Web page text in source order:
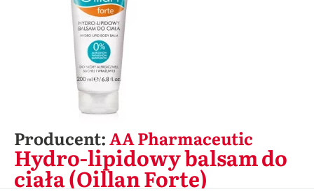
Producent:AA Pharmaceutic
Hydro-lipidowy balsam do
ciała (Oillan Forte)